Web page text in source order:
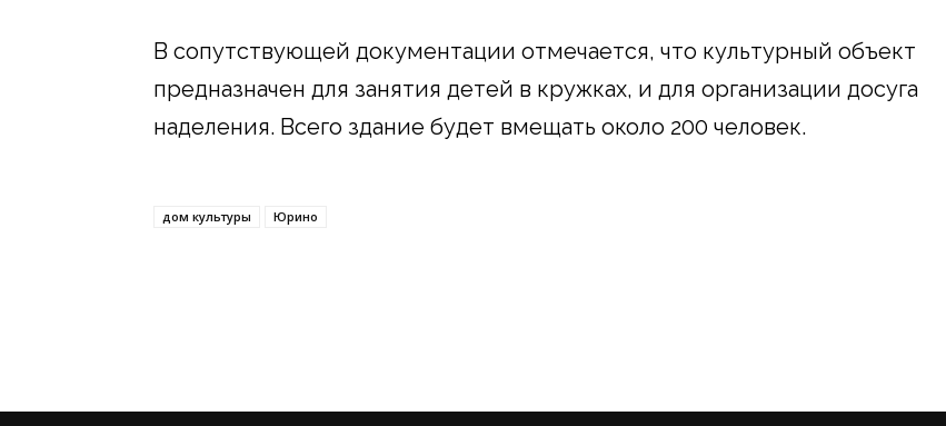
В сопутствующей документации отмечается, что культурный объект
предназначен для занятия детей в кружках, и для организации досуга
наделения. Всего здание будет вмещать около 200 человек.
дом культуры Юрино